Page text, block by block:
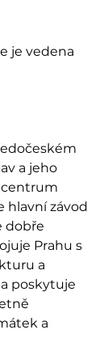
je vedena
a jeho
centrum
hlavní závod
dobře
Prahu s
a
poskytuje
a